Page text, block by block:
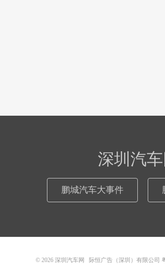
深圳汽车
鹏城汽车大事件
© 2026 深圳汽车网 际恒广告（深圳）有限公司